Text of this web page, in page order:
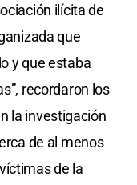
ilícita de
que
y que estaba
recordaron los
la investigación
de al menos
de la